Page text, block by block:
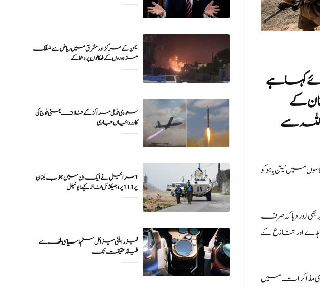
کہا ہے
کے
سے
میں نیتن یاہو کو
زور دیا کہ صرف
اور تنازع کے
مذاکرات میں
یمن کے مرکز اور مشرق میں ریاض سے منسلک
مزدوروں کے ٹھکانوں پر دھماکے
سعودی فوجی مراکز کے خلاف یمنی فوج کی
اسرائیل نے ایک دن میں جنوب لبنان
پر 113 پروجیکٹائل فائر کیے: یونیفل
لیزر اینٹی میزائل سسٹم؛ سیاسی بلف سے
فیلڈ حقیقت تک